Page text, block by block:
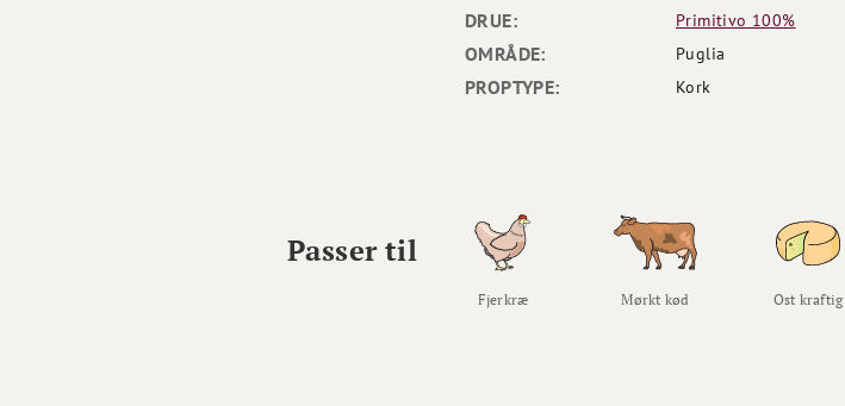
DRUE: Primitivo 100%
OMRÅDE: Puglia
PROPTYPE: Kork
Passer til
Fjerkræ Mørkt kød Ost kraftig